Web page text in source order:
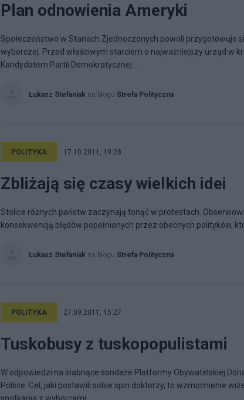
Plan odnowienia Ameryki
Społeczeństwo w Stanach Zjednoczonych powoli przygotowuje
wyborczej. Przed właściwym starciem o najważniejszy urząd w
Kandydatem Partii Demokratycznej...
Łukasz Stefaniak na blogu Strefa Polityczna
POLITYKA 17.10.2011, 19:28
Zbliżają się czasy wielkich idei
Stolice różnych państw zaczynają tonąć w protestach.
konsekwencją błędów popełnionych przez obecnych polityków,
Łukasz Stefaniak na blogu Strefa Polityczna
POLITYKA 27.09.2011, 15:27
Tuskobusy z tuskopopulistami
W odpowiedzi na słabnące sondaże Platformy Obywatelskiej
Polsce. Cel, jaki postawili sobie spin doktorzy, to wzmocnienie